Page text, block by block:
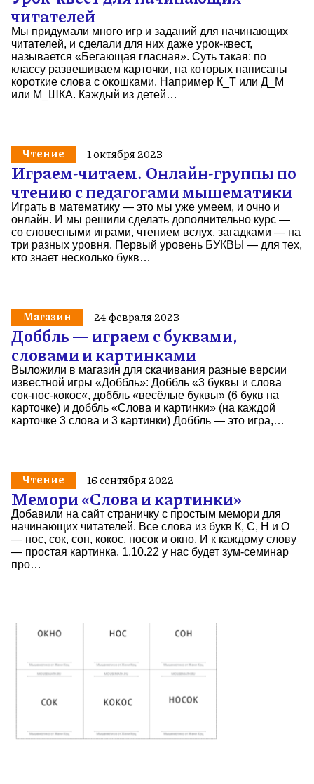
читателей
Мы придумали много игр и заданий для начинающих
читателей, и сделали для них даже урок-квест,
называется «Бегающая гласная». Суть такая: по
классу развешиваем карточки, на которых написаны
короткие слова с окошками. Например К_Т или Д_М
или М_ШКА. Каждый из детей…
Чтение 1 октября 2023
Играем-читаем. Онлайн-группы по
чтению с педагогами мышематики
Играть в математику — это мы уже умеем, и очно и
онлайн. И мы решили сделать дополнительно курс —
со словесными играми, чтением вслух, загадками — на
три разных уровня. Первый уровень БУКВЫ — для тех,
кто знает несколько букв…
Магазин 24 февраля 2023
Доббль — играем с буквами,
словами и картинками
Выложили в магазин для скачивания разные версии
известной игры «Доббль»: Доббль «3 буквы и слова
сок-нос-кокос«, доббль «весёлые буквы» (6 букв на
карточке) и доббль «Слова и картинки» (на каждой
карточке 3 слова и 3 картинки) Доббль — это игра,…
Чтение 16 сентября 2022
Мемори «Слова и картинки»
Добавили на сайт страничку с простым мемори для
начинающих читателей. Все слова из букв К, С, Н и О
— нос, сок, сон, кокос, носок и окно. И к каждому слову
— простая картинка. 1.10.22 у нас будет зум-семинар
про…